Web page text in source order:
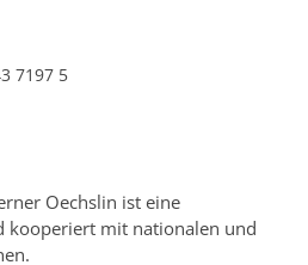
7197 5
Oechslin ist eine
kooperiert mit nationalen und